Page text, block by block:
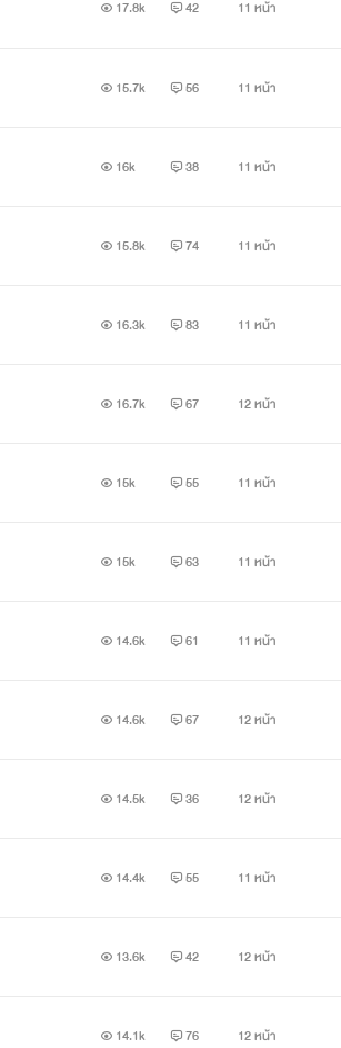
17.8k 42 11 หน้า
15.7k 56 11 หน้า
16k 38 11 หน้า
15.8k 74 11 หน้า
16.3k 83 11 หน้า
16.7k 67 12 หน้า
15k 55 11 หน้า
15k 63 11 หน้า
14.6k 61 11 หน้า
14.6k 67 12 หน้า
14.5k 36 12 หน้า
14.4k 55 11 หน้า
13.6k 42 12 หน้า
14.1k 76 12 หน้า